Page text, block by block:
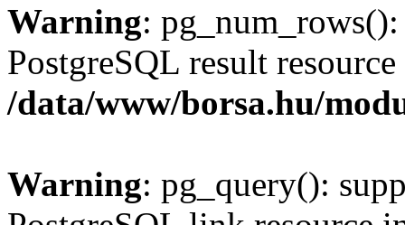
Warning:
PostgreSQL result
/data/www/borsa.hu/
Warning: pg_query():